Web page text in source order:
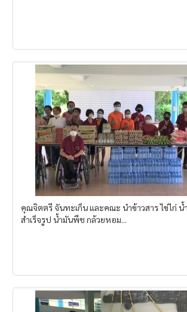
คุณจิตตรี จันทะเก็น และคณะ นำข้าวสาร ไข่ไก่ น้
สำเร็จรูป น้ำมันพืช กล้วยหอม...